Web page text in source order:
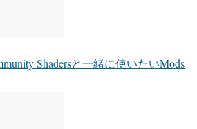
Shadersと一緒に使いたいMods